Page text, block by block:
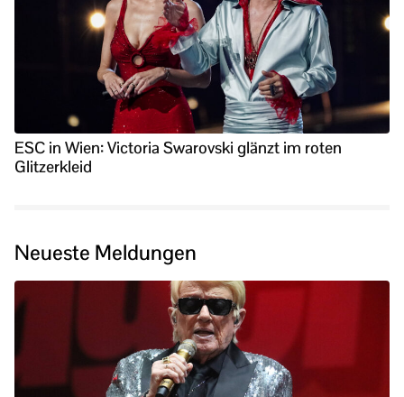
ESC in Wien: Victoria Swarovski glänzt im roten
Glitzerkleid
Neueste Meldungen